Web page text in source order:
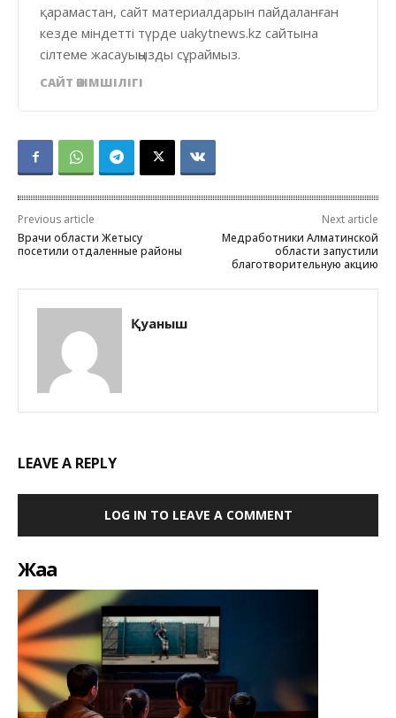
қарамастан, сайт материалдарын пайдаланған
кезде міндетті түрде uakytnews.kz сайтына
сілтеме жасауыңызды сұраймыз.
САЙТ ӘКІМШІЛІГІ
Previous article
Врачи области Жетысу
посетили отдаленные районы
Next article
Медработники Алматинской
области запустили
благотворительную акцию
Қуаныш
LEAVE A REPLY
LOG IN TO LEAVE A COMMENT
Жаңа